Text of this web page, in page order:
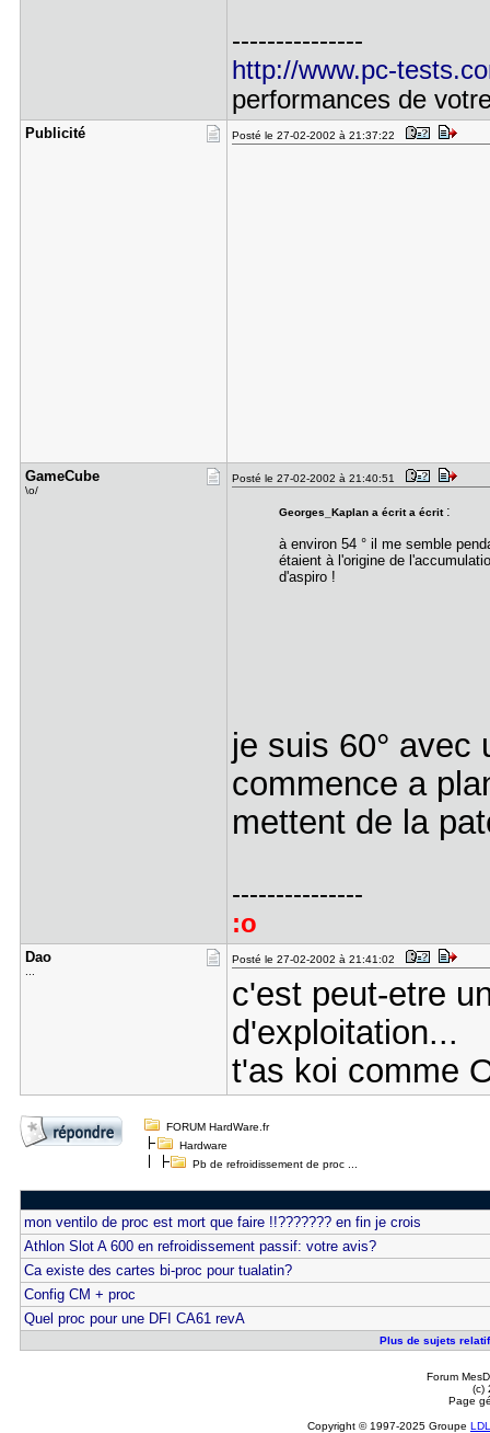
---------------
http://www.pc-
performances de
Publicité Posté le 27-02-2002 à 21:37:22
GameCube
\o/
Posté le 27-02-2002 à 21:40:51
Georges_Kaplan a écrit a écrit :
à environ 54 ° il me semble
étaient à l'origine de
d'aspiro !
je suis 60° avec
commence a
mettent de la
---------------
:o
Dao Posté le 27-02-2002 à 21:41:02
c'est peut-etre
d'exploitation...
t'as koi comme
FORUM HardWare.fr
Hardware
Pb de refroidissement de proc ...
mon ventilo de proc est mort que faire !!??????? en fin je crois
Athlon Slot A 600 en refroidissement passif: votre avis?
Ca existe des cartes bi-proc pour tualatin?
Config CM + proc
Quel proc pour une DFI CA61 revA
Plus de sujets
Forum
(c)
Page
Copyright © 1997-2025 Groupe